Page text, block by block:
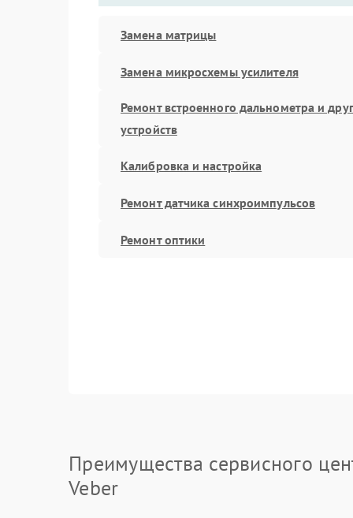
Замена матрицы
Замена микросхемы усилителя
Ремонт встроенного дальнометра и
устройств
Калибровка и настройка
Ремонт датчика синхроимпульсов
Ремонт оптики
Преимущества сервисного
Veber